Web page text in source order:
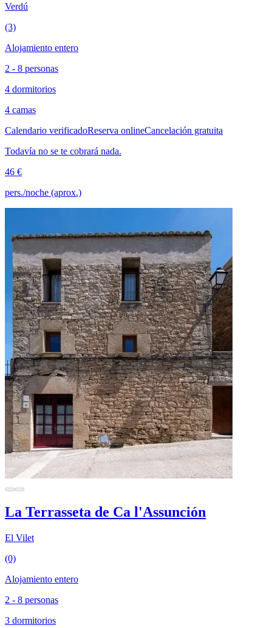
Verdú
(3)
Alojamiento entero
2 - 8 personas
4 dormitorios
4 camas
Calendario verificadoReserva onlineCancelación gratuita
Todavía no se te cobrará nada.
46 €
pers./noche (aprox.)
La Terrasseta de Ca l'Assunción
El Vilet
(0)
Alojamiento entero
2 - 8 personas
3 dormitorios